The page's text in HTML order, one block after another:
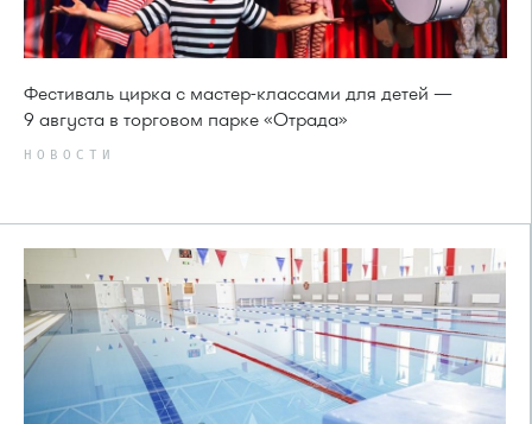
Фестиваль цирка с мастер-классами для детей —
9 августа в торговом парке «Отрада»
НОВОСТИ